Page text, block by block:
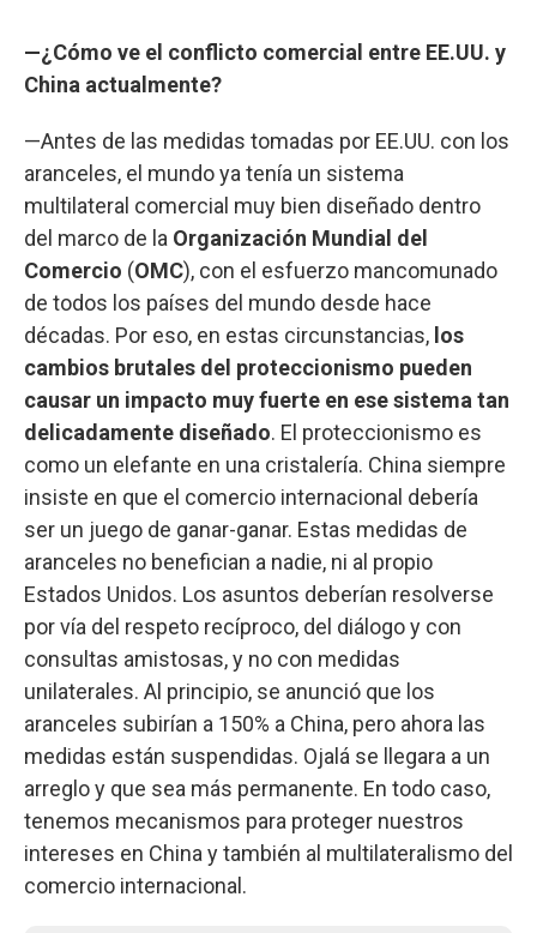
—¿Cómo ve el conflicto comercial entre EE.UU. y
China actualmente?
—Antes de las medidas tomadas por EE.UU. con los
aranceles, el mundo ya tenía un sistema
multilateral comercial muy bien diseñado dentro
del marco de la Organización Mundial del
Comercio (OMC), con el esfuerzo mancomunado
de todos los países del mundo desde hace
décadas. Por eso, en estas circunstancias, los
cambios brutales del proteccionismo pueden
causar un impacto muy fuerte en ese sistema tan
delicadamente diseñado. El proteccionismo es
como un elefante en una cristalería. China siempre
insiste en que el comercio internacional debería
ser un juego de ganar-ganar. Estas medidas de
aranceles no benefician a nadie, ni al propio
Estados Unidos. Los asuntos deberían resolverse
por vía del respeto recíproco, del diálogo y con
consultas amistosas, y no con medidas
unilaterales. Al principio, se anunció que los
aranceles subirían a 150% a China, pero ahora las
medidas están suspendidas. Ojalá se llegara a un
arreglo y que sea más permanente. En todo caso,
tenemos mecanismos para proteger nuestros
intereses en China y también al multilateralismo del
comercio internacional.